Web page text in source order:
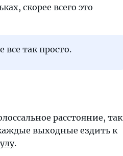
скорее всего это
все так просто.
расстояние, так
выходные ездить к
.